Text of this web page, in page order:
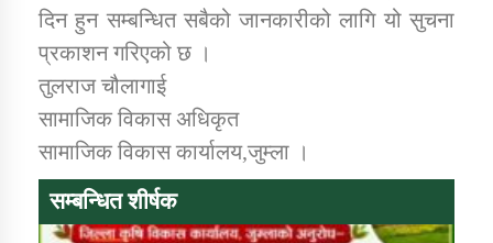
सामाजिक बिकास कार्यालय जुम्लाकाे सुचना
दिन हुन सम्बन्धित सबैको जानकारीको लागि यो सुचना
प्रकाशन गरिएको छ ।
तुलराज चौलागाई
सामाजिक विकास अधिकृत
सामाजिक विकास कार्यालय,जुम्ला ।
सम्बन्धित शीर्षक